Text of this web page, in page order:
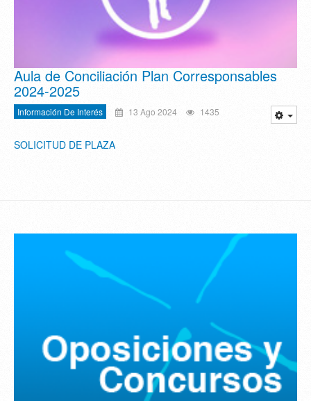
Aula de Conciliación Plan Corresponsables
2024-2025
Información De Interés 13 Ago 2024 1435
SOLICITUD DE PLAZA